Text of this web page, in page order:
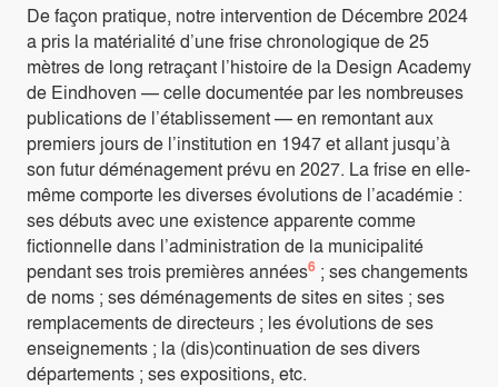
De façon pratique, notre intervention de Décembre 2024
a pris la matérialité d’une frise chronologique de 25
mètres de long retraçant l’histoire de la Design Academy
de Eindhoven — ­celle documentée par les nombreuses
publications de l’établissement — en remontant aux
premiers jours de l’institution en 1947 et allant jusqu’à
son futur déménagement prévu en 2027. La frise en elle-
même comporte les diverses évolutions de l’académie :
ses débuts avec une existence apparente comme
fictionnelle dans l’administration de la municipalité
pendant ses trois premières années6 ; ses changements
de noms ; ses déménagements de sites en sites ; ses
remplacements de directeurs ; les évolutions de ses
enseignements ; la (dis)continuation de ses divers
départements ; ses expositions, etc.